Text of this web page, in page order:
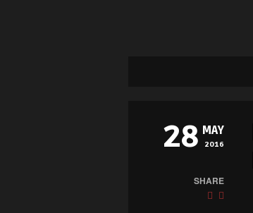
28 MAY
2016
SHARE